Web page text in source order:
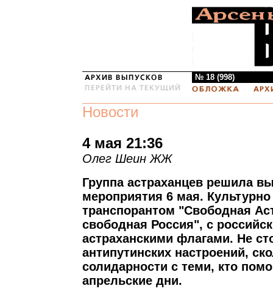
№ 18 (998)
Новости
4 мая 21:36
Олег Шеин ЖЖ
Группа астраханцев решила
мероприятия 6 мая. Культурно
транспорантом "Свободная
свободная Россия", с
астраханскими флагами. Не
антипутинских настроений,
солидарности с теми, кто
апрельские дни.